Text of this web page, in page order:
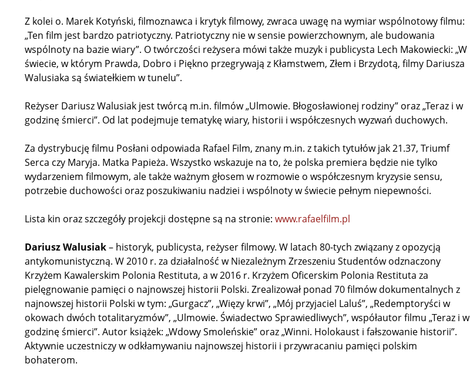
Z kolei o. Marek Kotyński, filmoznawca i krytyk filmowy, zwraca uwagę na wymiar wspólnotowy filmu:
„Ten film jest bardzo patriotyczny. Patriotyczny nie w sensie powierzchownym, ale budowania
wspólnoty na bazie wiary”. O twórczości reżysera mówi także muzyk i publicysta Lech Makowiecki: „W
świecie, w którym Prawda, Dobro i Piękno przegrywają z Kłamstwem, Złem i Brzydotą, filmy Dariusza
Walusiaka są światełkiem w tunelu”.
Reżyser Dariusz Walusiak jest twórcą m.in. filmów „Ulmowie. Błogosławionej rodziny” oraz „Teraz i w
godzinę śmierci”. Od lat podejmuje tematykę wiary, historii i współczesnych wyzwań duchowych.
Za dystrybucję filmu Posłani odpowiada Rafael Film, znany m.in. z takich tytułów jak 21.37, Triumf
Serca czy Maryja. Matka Papieża. Wszystko wskazuje na to, że polska premiera będzie nie tylko
wydarzeniem filmowym, ale także ważnym głosem w rozmowie o współczesnym kryzysie sensu,
potrzebie duchowości oraz poszukiwaniu nadziei i wspólnoty w świecie pełnym niepewności.
Lista kin oraz szczegóły projekcji dostępne są na stronie: www.rafaelfilm.pl
Dariusz Walusiak– historyk, publicysta, reżyser filmowy. W latach 80-tych związany z opozycją
antykomunistyczną. W 2010 r. za działalność w Niezależnym Zrzeszeniu Studentów odznaczony
Krzyżem Kawalerskim Polonia Restituta, a w 2016 r. Krzyżem Oficerskim Polonia Restituta za
pielęgnowanie pamięci o najnowszej historii Polski. Zrealizował ponad 70 filmów dokumentalnych z
najnowszej historii Polski w tym: „Gurgacz”, „Więzy krwi”, „Mój przyjaciel Laluś”, „Redemptoryści w
okowach dwóch totalitaryzmów”, „Ulmowie. Świadectwo Sprawiedliwych”, współautor filmu „Teraz i w
godzinę śmierci”. Autor książek: „Wdowy Smoleńskie” oraz „Winni. Holokaust i fałszowanie historii”.
Aktywnie uczestniczy w odkłamywaniu najnowszej historii i przywracaniu pamięci polskim
bohaterom.